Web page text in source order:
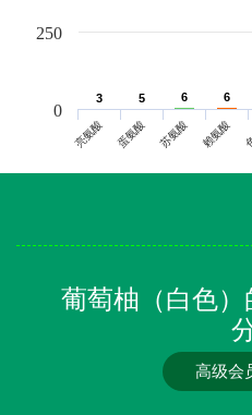
3
3 5
5 6
6 6
6
亮氨酸 蛋氨酸 苏氨酸 赖氨酸
0
250
葡萄柚（白色
高级会